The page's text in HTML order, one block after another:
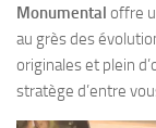
Monumental offre
au grès des
originales et plein
stratège d’entre